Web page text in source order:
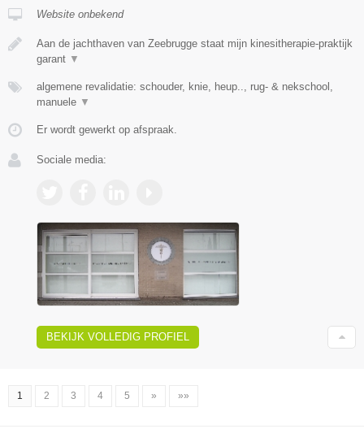
Website onbekend
Aan de jachthaven van Zeebrugge staat mijn kinesitherapie-praktijk
garant ▼
algemene revalidatie: schouder, knie, heup.., rug- & nekschool,
manuele ▼
Er wordt gewerkt op afspraak.
Sociale media:
BEKIJK VOLLEDIG PROFIEL
1 2 3 4 5 » »»